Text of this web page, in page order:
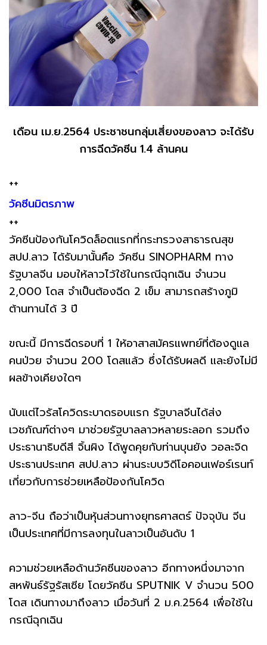
เดือน เม.ย.2564 ประชาชนกลุ่มเสี่ยงของลาว จะได้รับ
การฉีดวัคซีน 1.4 ล้านคน
++
วัคซีนมิตรภาพ
++
วัคซีนป้องกันโควิดล็อตแรกที่กระทรวงสาธารณสุข
สปป.ลาว ได้รับมานั้นคือ วัคซีน SINOPHARM ทาง
รัฐบาลจีน มอบให้ลาวไว้ใช้ในกรณีฉุกเฉิน จำนวน
2,000 โดส จำเป็นต้องฉีด 2 เข็ม สามารถสร้างภูมิ
ต้านทานได้ 3 ปี
ขณะนี้ มีการฉีดรอบที่ 1 ให้อาสาสมัครแพทย์ที่ต้องดูแล
คนป่วย จำนวน 200 โดสแล้ว ซึ่งได้รับผลดี และยังไม่มี
ผลข้างเคียงใดๆ
นับแต่ไวรัสโควิดระบาดรอบแรก รัฐบาลจีนได้ส่ง
เวชภัณฑ์ต่างๆ มาช่วยรัฐบาลลาวหลายระลอก รวมถึง
ประธานาธิบดีสี จิ้นผิง ได้พูดคุยกับท่านบุนยัง วอละจิด
ประธานประเทศ สปป.ลาว ผ่านระบบวิดีโอคอนเฟอร์เรนท์
เกี่ยวกับการช่วยเหลือป้องกันโควิด
ลาว-จีน ถือว่าเป็นหุ้นส่วนทางยุทธศาสตร์ ปัจจุบัน จีน
เป็นประเทศที่มีการลงทุนในลาวเป็นอันดับ 1
ความช่วยเหลือด้านวัคซีนของลาว อีกทางหนึ่งมาจาก
สหพันธ์รัฐรัสเซีย โดยวัคซีน SPUTNIK V จำนวน 500
โดส เดินทางมาถึงลาว เมื่อวันที่ 2 ม.ค.2564 เพื่อใช้ใน
กรณีฉุกเฉิน